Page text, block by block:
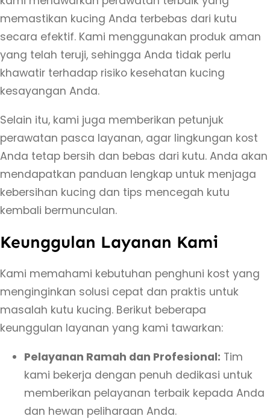
d
a
k
a
n
B
a
n
t
u
l
J
g
a
U
n
t
memastikan kucing Anda terbebas dari kutu
secara efektif. Kami menggunakan produk aman
yang telah teruji, sehingga Anda tidak perlu
khawatir terhadap risiko kesehatan kucing
kesayangan Anda.
Selain itu, kami juga memberikan petunjuk
perawatan pasca layanan, agar lingkungan kost
Anda tetap bersih dan bebas dari kutu. Anda akan
mendapatkan panduan lengkap untuk menjaga
kebersihan kucing dan tips mencegah kutu
kembali bermunculan.
Keunggulan Layanan Kami
Kami memahami kebutuhan penghuni kost yang
menginginkan solusi cepat dan praktis untuk
masalah kutu kucing. Berikut beberapa
keunggulan layanan yang kami tawarkan:
Pelayanan Ramah dan Profesional: Tim
kami bekerja dengan penuh dedikasi untuk
memberikan pelayanan terbaik kepada Anda
dan hewan peliharaan Anda.